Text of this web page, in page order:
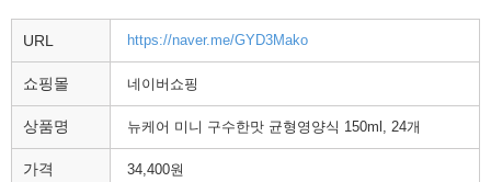
URL https://naver.me/GYD3Mako
쇼핑몰 네이버쇼핑
상품명 뉴케어 미니 구수한맛 균형영양식 150ml, 24개
가격 34,400원